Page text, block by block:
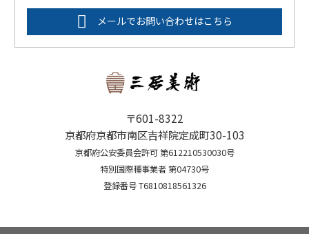
メールでお問い合わせはこちら
〒601-8322
京都府京都市南区吉祥院定成町30-103
京都府公安委員会許可 第612210530030号
特別国際種事業者 第04730号
登録番号 T6810818561326